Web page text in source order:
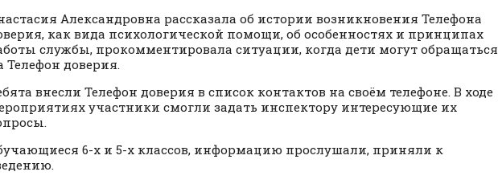
Александровна рассказала об истории возникновения Телефона
как вида психологической помощи, об особенностях и принципах
службы, прокомментировала ситуации, когда дети могут обращаться
Телефон доверия.
внесли Телефон доверия в список контактов на своём телефоне. В ходе
участники смогли задать инспектору интересующие их
6-х и 5-х классов, информацию прослушали, приняли к